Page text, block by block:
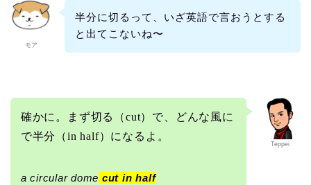
モア
半分に切るって、いざ英語で言おうとする
と出てこないね〜
Teppei
確かに。まず切る（cut）で、どんな風に
で半分（in half）になるよ。
a circular dome cut in half